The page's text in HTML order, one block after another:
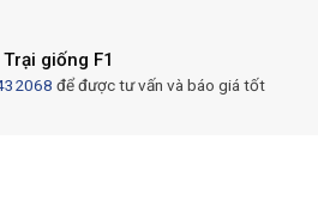
Trại giống F1
để được tư vấn và báo giá tốt